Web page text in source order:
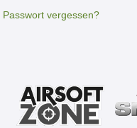
Passwort vergessen?